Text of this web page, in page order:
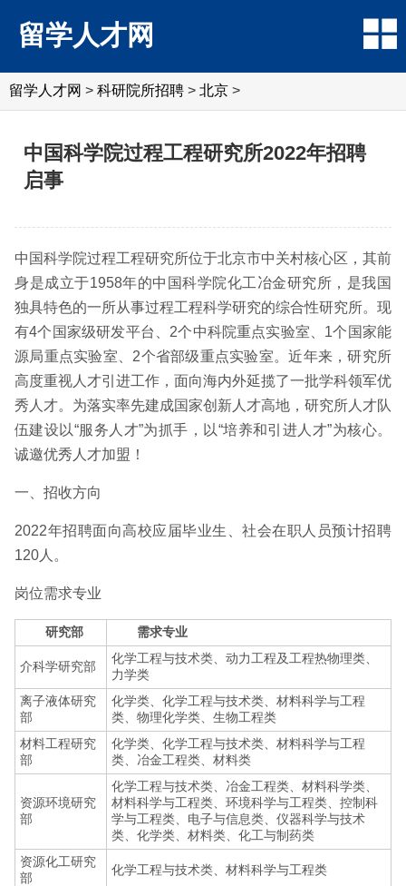
留学人才网
留学人才网 > 科研院所招聘 > 北京 >
中国科学院过程工程研究所2022年招聘
启事
中国科学院过程工程研究所位于北京市中关村核心区，其前
身是成立于1958年的中国科学院化工冶金研究所，是我国
独具特色的一所从事过程工程科学研究的综合性研究所。现
有4个国家级研发平台、2个中科院重点实验室、1个国家能
源局重点实验室、2个省部级重点实验室。近年来，研究所
高度重视人才引进工作，面向海内外延揽了一批学科领军优
秀人才。为落实率先建成国家创新人才高地，研究所人才队
伍建设以“服务人才”为抓手，以“培养和引进人才”为核心。
诚邀优秀人才加盟！
一、招收方向
2022年招聘面向高校应届毕业生、社会在职人员预计招聘
120人。
岗位需求专业
研究部 需求专业
介科学研究部
化学工程与技术类、动力工程及工程热物理类、
力学类
离子液体研究
部
化学类、化学工程与技术类、材料科学与工程
类、物理化学类、生物工程类
材料工程研究
部
化学类、化学工程与技术类、材料科学与工程
类、冶金工程类、材料类
资源环境研究
部
化学工程与技术类、冶金工程类、材料科学类、
材料科学与工程类、环境科学与工程类、控制科
学与工程类、电子与信息类、仪器科学与技术
类、化学类、材料类、化工与制药类
资源化工研究
部
化学工程与技术类、材料科学与工程类